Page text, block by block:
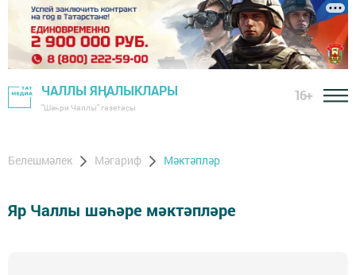
ЧАЛЛЫ ЯҢАЛЫКЛАРЫ
"Шәһри Чаллы" газетасы
16+
Белешмәлек Мәгариф Мәктәпләр
Яр Чаллы шәһәре мәктәпләре